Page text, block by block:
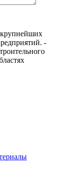
крупнейших
-